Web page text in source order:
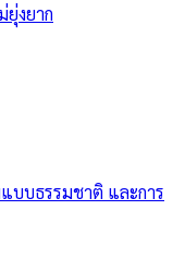
งยาก
บบธรรมชาติ และการ